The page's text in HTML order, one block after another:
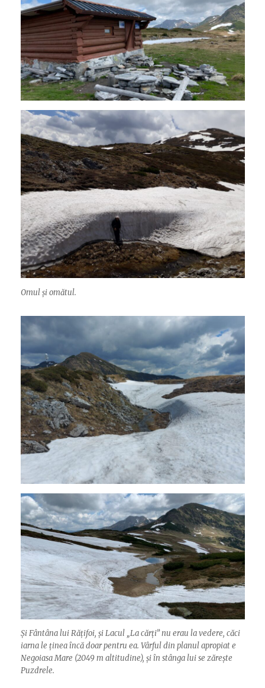
Omul și omătul.
Și Fântâna lui Rățifoi, și Lacul „La cărți” nu erau la vedere, căci
iarna le ținea încă doar pentru ea. Vârful din planul apropiat e
Negoiasa Mare (2049 m altitudine), și în stânga lui se zărește
Puzdrele.